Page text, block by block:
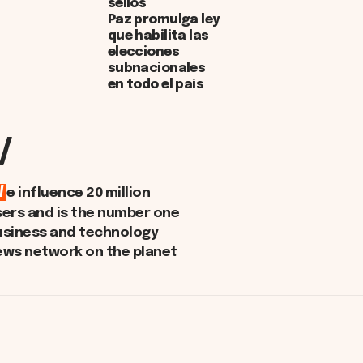
sellos
Paz promulga ley
que habilita las
elecciones
subnacionales
en todo el país
e influence 20 million
and is the number one
and technology
network on the planet